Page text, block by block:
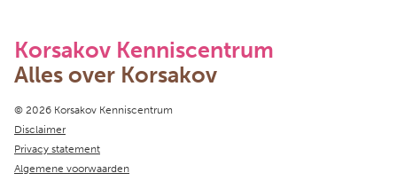
Korsakov Kenniscentrum
Alles over Korsakov
Copyright navigation
© 2026 Korsakov Kenniscentrum
Disclaimer
Privacy statement
Algemene voorwaarden